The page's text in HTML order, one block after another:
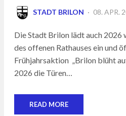
STADT BRILON
POSTED
08. APR.
Die Stadt Brilon lädt auch 2026
des offenen Rathauses ein und
Frühjahrsaktion „Brilon blüht
2026 die Türen…
READ MORE